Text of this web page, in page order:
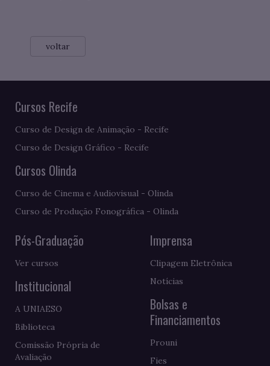
voltar
Cursos Recife
Curso de Design de Animação - Recife
Curso de Design Gráfico - Recife
Cursos Olinda
Curso de Cinema e Audiovisual - Olinda
Curso de Produção Fonográfica - Olinda
Pós-Graduação
Ver cursos
Institucional
A UNIAESO
Biblioteca
Comissão Própria de
Avaliação
Imprensa
Clipagem Eletrônica
Notícias
Bolsas e
Financiamentos
Prouni
Fies